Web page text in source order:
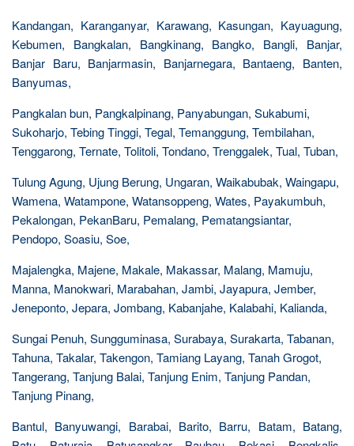
Kandangan, Karanganyar, Karawang, Kasungan, Kayuagung,
Kebumen, Bangkalan, Bangkinang, Bangko, Bangli, Banjar,
Banjar Baru, Banjarmasin, Banjarnegara, Bantaeng, Banten,
Banyumas,
Pangkalan bun, Pangkalpinang, Panyabungan, Sukabumi,
Sukoharjo, Tebing Tinggi, Tegal, Temanggung, Tembilahan,
Tenggarong, Ternate, Tolitoli, Tondano, Trenggalek, Tual, Tuban,
Tulung Agung, Ujung Berung, Ungaran, Waikabubak, Waingapu,
Wamena, Watampone, Watansoppeng, Wates, Payakumbuh,
Pekalongan, PekanBaru, Pemalang, Pematangsiantar,
Pendopo, Soasiu, Soe,
Majalengka, Majene, Makale, Makassar, Malang, Mamuju,
Manna, Manokwari, Marabahan, Jambi, Jayapura, Jember,
Jeneponto, Jepara, Jombang, Kabanjahe, Kalabahi, Kalianda,
Sungai Penuh, Sungguminasa, Surabaya, Surakarta, Tabanan,
Tahuna, Takalar, Takengon, Tamiang Layang, Tanah Grogot,
Tangerang, Tanjung Balai, Tanjung Enim, Tanjung Pandan,
Tanjung Pinang,
Bantul, Banyuwangi, Barabai, Barito, Barru, Batam, Batang,